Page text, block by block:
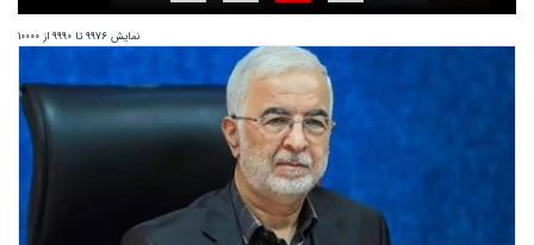
نمایش 9976 تا 9990 از 10000